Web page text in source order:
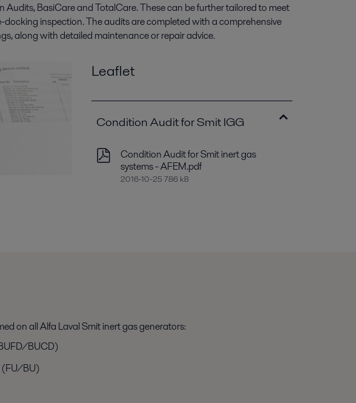
Audits, BasiCare and TotalCare. These can be further tailored to meet
docking inspection. The audits are completed with a comprehensive
along with detailed maintenance or repair advice.
Leaflet
Condition Audit for Smit IGG
Condition Audit for Smit inert gas
systems - AFEM.pdf
2016-10-25 786 kB
on all Alfa Laval Smit inert gas generators:
BUCD)
(FU/BU)